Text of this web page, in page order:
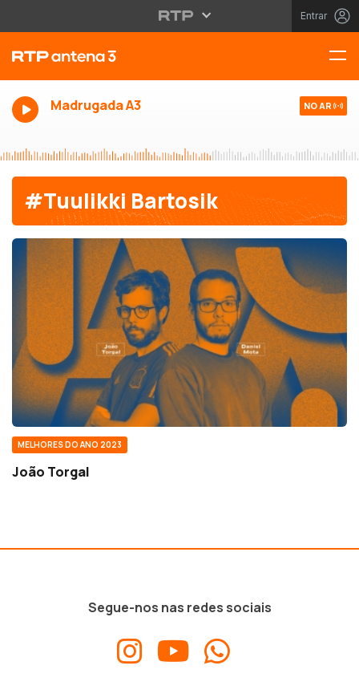
Entrar
Madrugada A3 NO AR
#Tuulikki Bartosik
MELHORES DO ANO 2023
João Torgal
Segue-nos nas redes sociais